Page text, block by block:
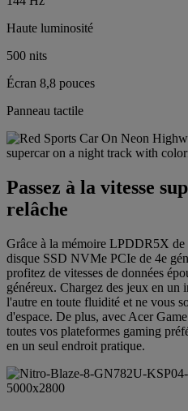
Haute luminosité
500 nits
Écran 8,8 pouces
Panneau tactile
Passez à la vitesse
relâche
Grâce à la mémoire LPDDR5X
disque SSD NVMe PCIe de 4e
profitez de vitesses de données
généreux. Chargez des jeux en un
l'autre en toute fluidité et ne vous
d'espace. De plus, avec Acer
toutes vos plateformes gaming
en un seul endroit pratique.